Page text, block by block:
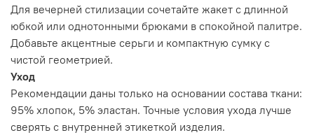
Для вечерней стилизации сочетайте жакет с длинной
юбкой или однотонными брюками в спокойной палитре.
Добавьте акцентные серьги и компактную сумку с
чистой геометрией.
Уход
Рекомендации даны только на основании состава ткани:
95% хлопок, 5% эластан. Точные условия ухода лучше
сверять с внутренней этикеткой изделия.